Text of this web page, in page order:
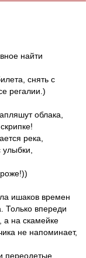
найти
снять с
регалии.)
облака,
река,
ишаков времен
Только впереди
а на скамейке
не напоминает,
переодетые